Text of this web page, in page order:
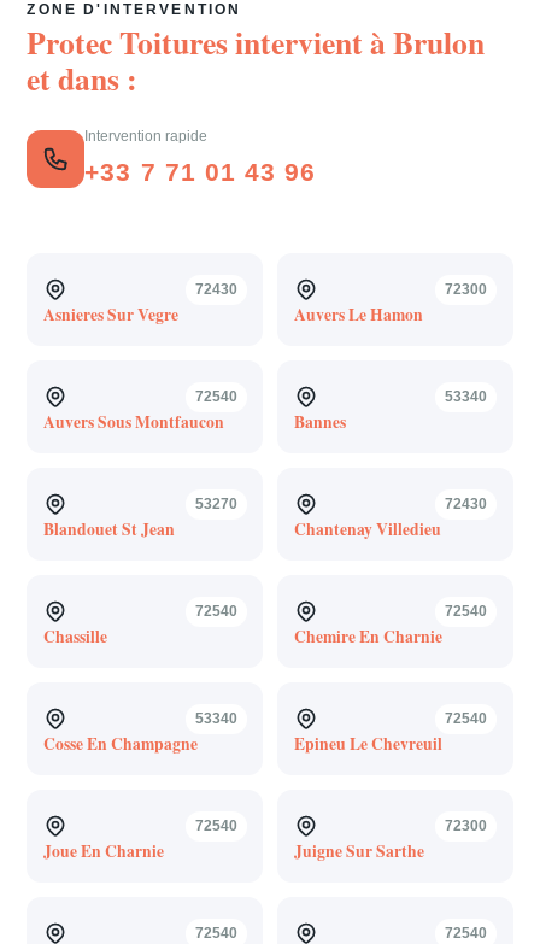
ZONE D'INTERVENTION
Protec Toitures intervient àBrulon
et dans :
Intervention rapide
+33 7 71 01 43 96
72430
Asnieres Sur Vegre
72300
Auvers Le Hamon
72540
Auvers Sous Montfaucon
53340
Bannes
53270
Blandouet St Jean
72430
Chantenay Villedieu
72540
Chassille
72540
Chemire En Charnie
53340
Cosse En Champagne
72540
Epineu Le Chevreuil
72540
Joue En Charnie
72300
Juigne Sur Sarthe
72540 72540